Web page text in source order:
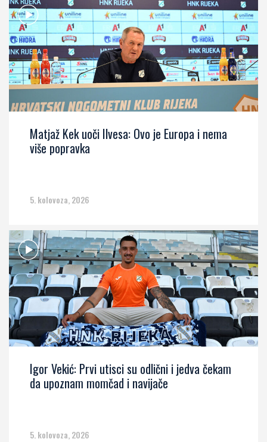
Matjaž Kek uoči Ilvesa: Ovo je Europa i nema
više popravka
5. kolovoza, 2026
Igor Vekić: Prvi utisci su odlični i jedva čekam
da upoznam momčad i navijače
5. kolovoza, 2026